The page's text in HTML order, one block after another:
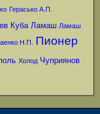
Герасько А.П.
Куба Ламаш Ламаш
Н.П. Пионер
Холод Чуприянов